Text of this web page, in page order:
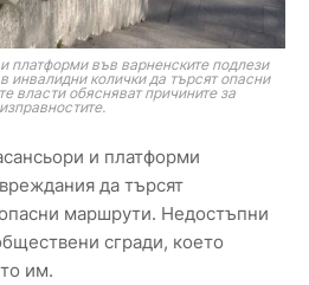
платформи във варненските подлези
инвалидни колички да търсят опасни
власти обясняват причините за
и платформи
да търсят
маршрути. Недостъпни
сгради, което
им.